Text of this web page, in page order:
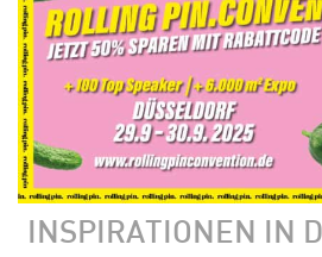
INSPIRATIONEN IN